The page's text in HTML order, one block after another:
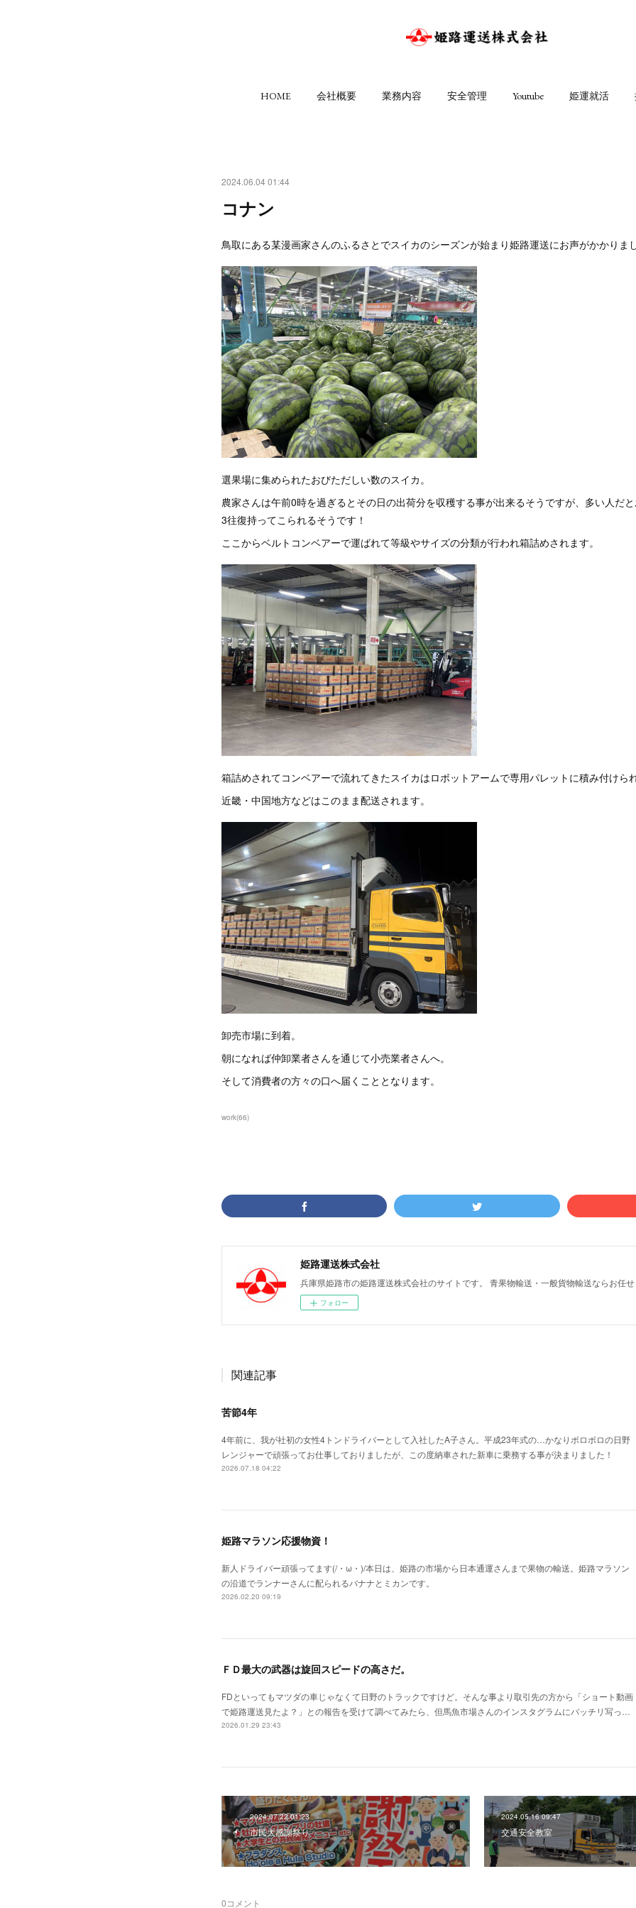
HOME 会社概要 業務内容 安全管理 Youtube 姫運就活
2024.06.04 01:44
コナン
鳥取にある某漫画家さんのふるさとでスイカのシーズンが始まり姫路運送にお声がかかりま
選果場に集められたおびただしい数のスイカ。
農家さんは午前0時を過ぎるとその日の出荷分を収穫する事が出来るそうですが、多い人だ
3往復持ってこられるそうです！
ここからベルトコンベアーで運ばれて等級やサイズの分類が行われ箱詰めされます。
箱詰めされてコンベアーで流れてきたスイカはロボットアームで専用パレットに積み付けら
近畿・中国地方などはこのまま配送されます。
卸売市場に到着。
朝になれば仲卸業者さんを通じて小売業者さんへ。
そして消費者の方々の口へ届くこととなります。
work(66)
姫路運送株式会社
兵庫県姫路市の姫路運送株式会社のサイトです。 青果物輸送・一般貨物輸送ならお任
フォロー
関連記事
苦節4年
4年前に、我が社初の女性4トンドライバーとして入社したA子さん。平成23年式の…かなりボロボロの日野
レンジャーで頑張ってお仕事しておりましたが、この度納車された新車に乗務する事が決まりました！
2026.07.18 04:22
姫路マラソン応援物資！
新人ドライバー頑張ってます(/・ω・)/本日は、姫路の市場から日本通運さんまで果物の輸送。姫路マラソン
の沿道でランナーさんに配られるバナナとミカンです。
2026.02.20 09:19
ＦＤ最大の武器は旋回スピードの高さだ。
FDといってもマツダの車じゃなくて日野のトラックですけど。そんな事より取引先の方から「ショート動画
で姫路運送見たよ？」との報告を受けて調べてみたら、但馬魚市場さんのインスタグラムにバッチリ写っ…
2026.01.29 23:43
2024.07.22 01:23
市民大感謝祭り
2024.05.16 09:47
交通安全教室
0コメント